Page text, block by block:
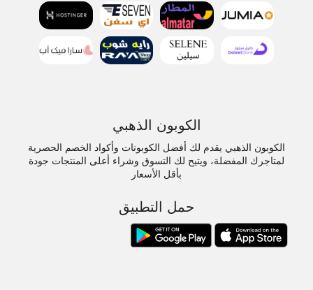
الكوبون الذهبي
الكوبون الذهبي يقدم لك أفضل الكوبونات وأكواد الخصم الحصرية
لمتاجرك المفضلة، ويتيح لك التسوق وشراء أعلى المنتجات جودة
بأقل الأسعار
حمل التطبيق